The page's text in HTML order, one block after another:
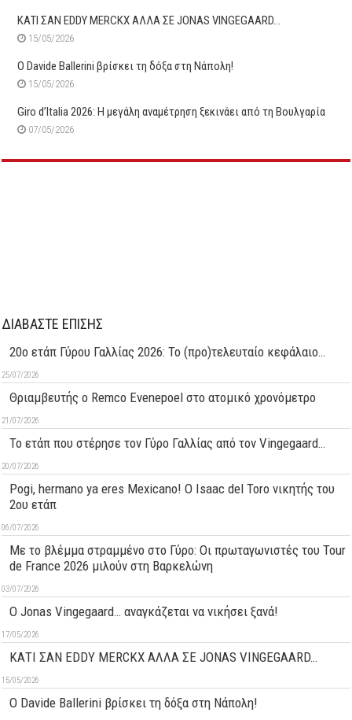
ΚΑΤΙ ΣΑΝ EDDY MERCKX ΑΛΛΑ ΣΕ JONAS VINGEGAARD…
15/05/2026
O Davide Ballerini βρίσκει τη δόξα στη Νάπολη!
15/05/2026
Giro d’Italia 2026: Η μεγάλη αναμέτρηση ξεκινάει από τη Βουλγαρία
07/05/2026
ΔΙΑΒΑΣΤΕ ΕΠΙΣΗΣ
20ο ετάπ Γύρου Γαλλίας 2026: Το (προ)τελευταίο κεφάλαιο…
25/07/2026
Θριαμβευτής ο Remco Evenepoel στο ατομικό χρονόμετρο
21/07/2026
Το ετάπ που στέρησε τον Γύρο Γαλλίας από τον Vingegaard…
20/07/2026
Pogi, hermano ya eres Mexicano! Ο Ιsaac del Toro νικητής του
2ου ετάπ
06/07/2026
Με το βλέμμα στραμμένο στο Γύρο: Οι πρωταγωνιστές του Tour
de France 2026 μιλούν στη Βαρκελώνη
03/07/2026
O Jonas Vingegaard… αναγκάζεται να νικήσει ξανά!
17/05/2026
ΚΑΤΙ ΣΑΝ EDDY MERCKX ΑΛΛΑ ΣΕ JONAS VINGEGAARD…
15/05/2026
O Davide Ballerini βρίσκει τη δόξα στη Νάπολη!